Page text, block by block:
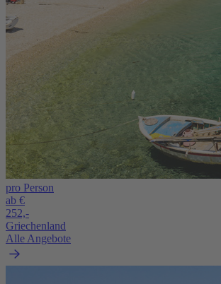
pro Person
ab €
252,-
Griechenland
Alle Angebote